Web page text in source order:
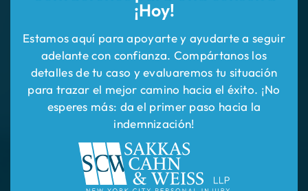
detalles de tu caso y evaluaremos tu situación
esperes más: da el primer paso hacia la
indemnización!
ÁREAS DE PRÁCTICA
ACERCA DE NOSOTROS